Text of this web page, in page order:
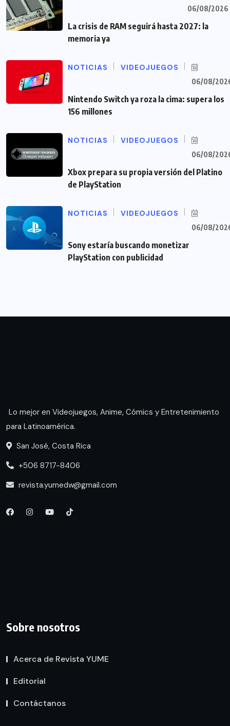
06/08/2026
La crisis de RAM seguirá hasta 2027: la
memoria ya
NOTICIAS VIDEOJUEGOS
06/08/
Nintendo Switch ya roza la cima: supera los
156 millones
NOTICIAS VIDEOJUEGOS
06/08/
Xbox prepara su propia versión del Platino
de PlayStation
NOTICIAS VIDEOJUEGOS
06/08/
Sony estaría buscando monetizar
PlayStation con publicidad
Lo mejor en Videojuegos, Anime, Cómics y Entretenimiento
para Latinoamérica.
San José, Costa Rica
+506 8717-8406
revista.yumedw@gmail.com
Sobre nosotros
Acerca de Revista YUME
Editorial
Contáctanos